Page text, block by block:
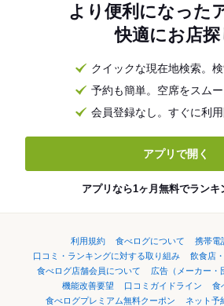
より便利になった
快適にお店探
クイックな現在地検索。
予約も簡単。空席をスム
会員登録なし。すぐに利
アプリで開く
アプリなら1ヶ月無料でランキ
利用規約 食べログについて
携帯電
口コミ・ランキングに対する取り組み
飲食店
食べログ店舗会員について
広告（メーカー・
機能改善要望
口コミガイドライン
食
食べログプレミアム無料クーポン
ネット予